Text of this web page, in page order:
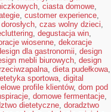
, ciasta domowe,
, customer experience,
, czas wolny dzieci,
, degustacja win,
wiosenne, dekoracje
dla gastronomii, design
mebli biurowych, design
, dieta pudełkowa,
sportowa, digital
profile klientów, dom pod
, domowe fermentacje,
dietetyczne, doradztwo